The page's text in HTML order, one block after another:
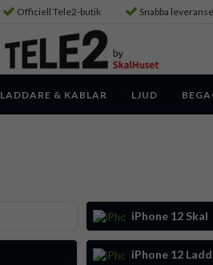
Officiell Tele2-butik Snabba
LADDARE & KABLAR LJUD
iPhone 12 Skal
iPhone 12